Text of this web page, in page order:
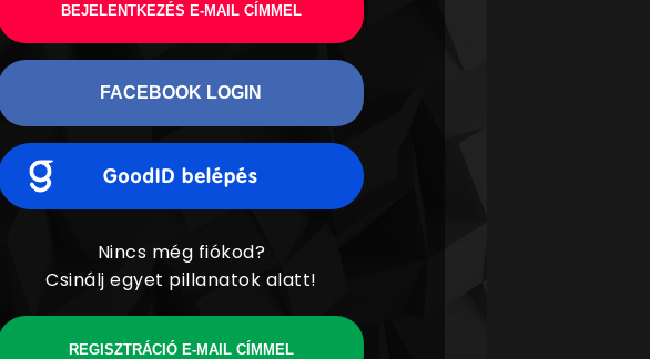
BEJELENTKEZÉS E-MAIL CÍMMEL
FACEBOOK LOGIN
Nincs még fiókod?
Csinálj egyet pillanatok alatt!
REGISZTRÁCIÓ E-MAIL CÍMMEL